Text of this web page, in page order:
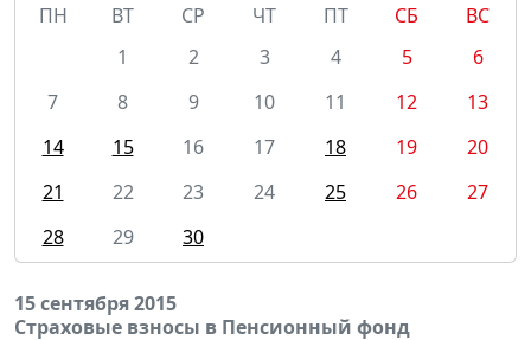
ПН
ВТ СР ЧТ ПТ СБ
ВС
1
2 3 4 5
6
7
8 9 10 11 12
13
14
15 16 17 18 19
20
21
22 23 24 25 26
27
28
29 30
15 сентября 2015
Страховые взносы в Пенсионный фонд